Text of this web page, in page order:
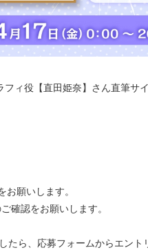
フィ役【直田姫奈】さん直筆サ
願いします。
確認をお願いします。
たら、応募フォームからエント